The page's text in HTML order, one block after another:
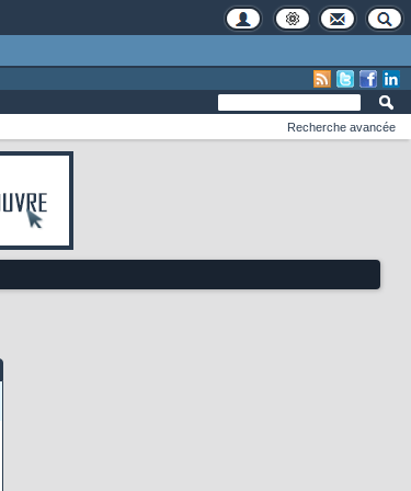
Recherche avancée